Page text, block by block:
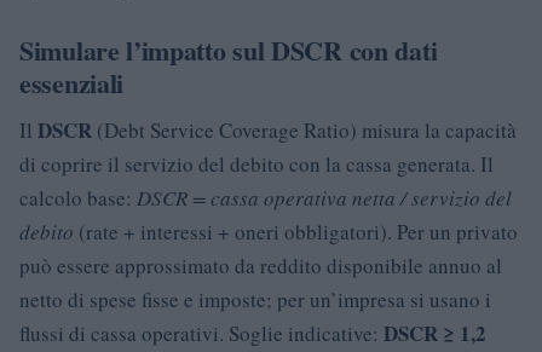
Simulare l’impatto sul DSCR con dati
essenziali
Il DSCR (Debt Service Coverage Ratio) misura la capacità
di coprire il servizio del debito con la cassa generata. Il
calcolo base: DSCR = cassa operativa netta / servizio del
debito (rate + interessi + oneri obbligatori). Per un privato
può essere approssimato da reddito disponibile annuo al
netto di spese fisse e imposte; per un’impresa si usano i
flussi di cassa operativi. Soglie indicative: DSCR ≥ 1,2